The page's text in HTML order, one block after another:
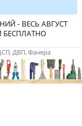
- ВЕСЬ АВГУСТ
БЕСПЛАТНО
ДВП, Фанера